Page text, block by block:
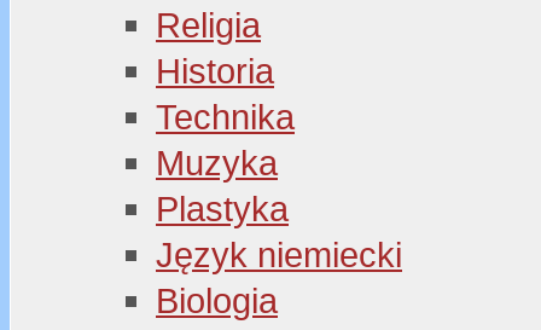
Religia
Historia
Technika
Muzyka
Plastyka
Język niemiecki
Biologia